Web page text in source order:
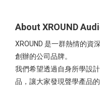
About XROUND
XROUND 是一群熱情的資
創辦的公司品牌。
我們希望透過自身所學設
品，讓大家發現聲學產品